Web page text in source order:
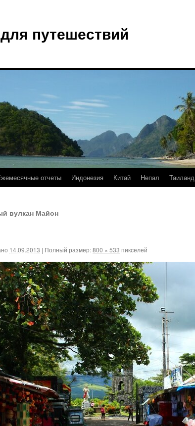
путешествий
отчеты Индонезия Китай Непал Таиланд
вулкан Майон
14.09.2013 | Полный размер:800 × 533 пикселей